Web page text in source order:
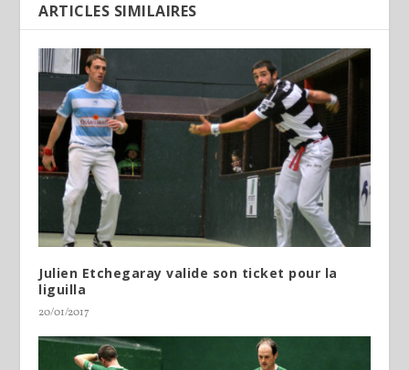
ARTICLES SIMILAIRES
Julien Etchegaray valide son ticket pour la
liguilla
20/01/2017